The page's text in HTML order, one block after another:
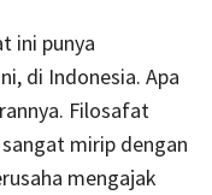
ini punya
di Indonesia. Apa
Filosafat
mirip dengan
mengajak